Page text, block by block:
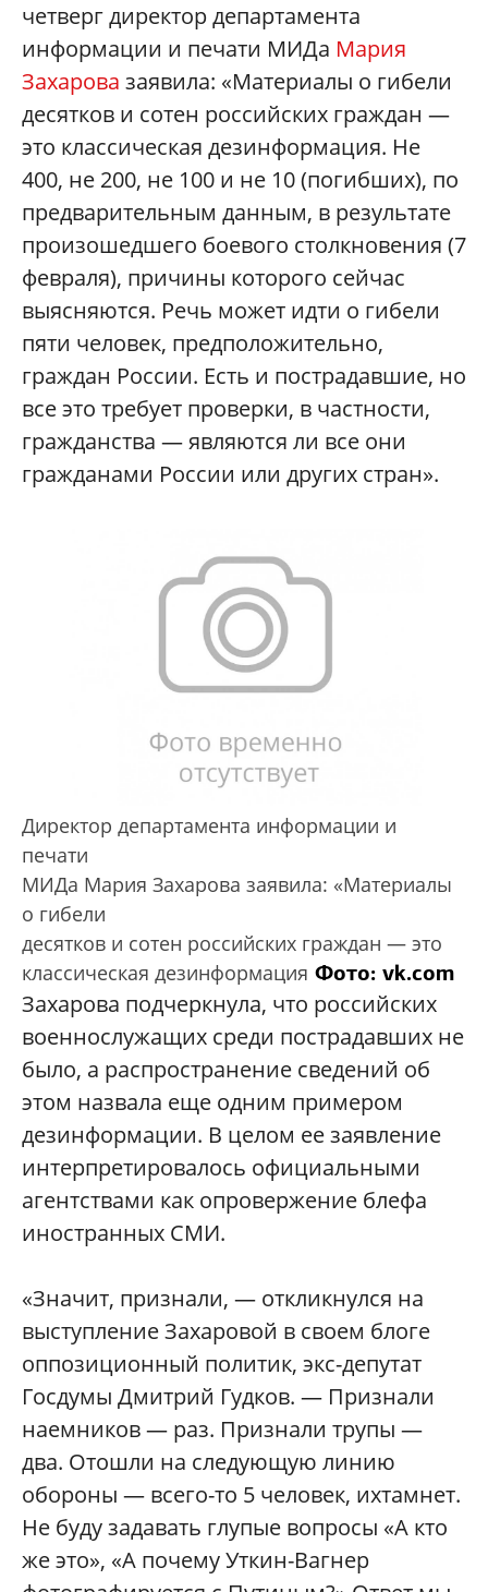
четверг директор департамента
информации и печати МИДа Мария
Захарова заявила: «Материалы о гибели
десятков и сотен российских граждан —
это классическая дезинформация. Не
400, не 200, не 100 и не 10 (погибших), по
предварительным данным, в результате
произошедшего боевого столкновения (7
февраля), причины которого сейчас
выясняются. Речь может идти о гибели
пяти человек, предположительно,
граждан России. Есть и пострадавшие, но
все это требует проверки, в частности,
гражданства — являются ли все они
гражданами России или других стран».
Директор департамента информации и
печати
МИДа Мария Захарова заявила: «Материалы
о гибели
десятков и сотен российских граждан — это
классическая дезинформация Фото: vk.com
Захарова подчеркнула, что российских
военнослужащих среди пострадавших не
было, а распространение сведений об
этом назвала еще одним примером
дезинформации. В целом ее заявление
интерпретировалось официальными
агентствами как опровержение блефа
иностранных СМИ.
«Значит, признали, — откликнулся на
выступление Захаровой в своем блоге
оппозиционный политик, экс-депутат
Госдумы Дмитрий Гудков. — Признали
наемников — раз. Признали трупы —
два. Отошли на следующую линию
обороны — всего-то 5 человек, ихтамнет.
Не буду задавать глупые вопросы «А кто
же это», «А почему Уткин-Вагнер